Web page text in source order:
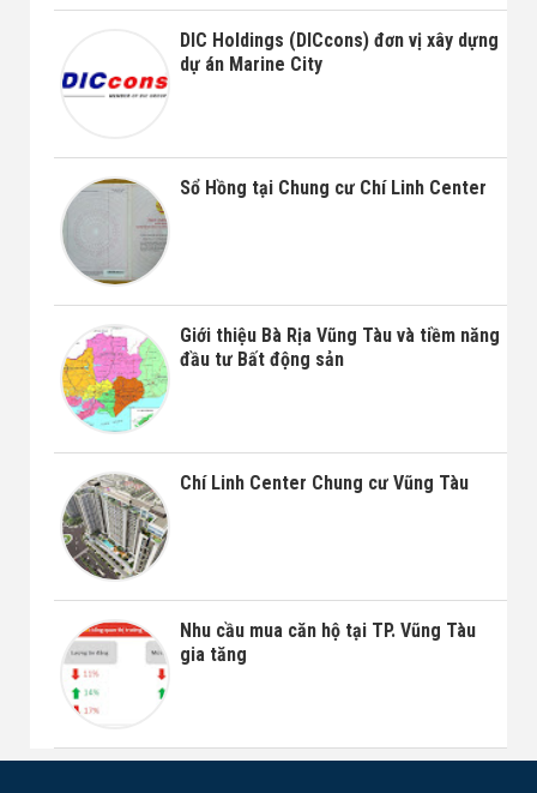
DIC Holdings (DICcons) đơn vị xây dựng
dự án Marine City
Sổ Hồng tại Chung cư Chí Linh Center
Giới thiệu Bà Rịa Vũng Tàu và tiềm năng
đầu tư Bất động sản
Chí Linh Center Chung cư Vũng Tàu
Nhu cầu mua căn hộ tại TP. Vũng Tàu
gia tăng